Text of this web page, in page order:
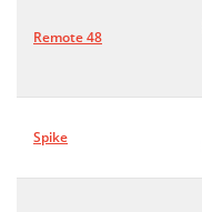
Remote 48
Spike